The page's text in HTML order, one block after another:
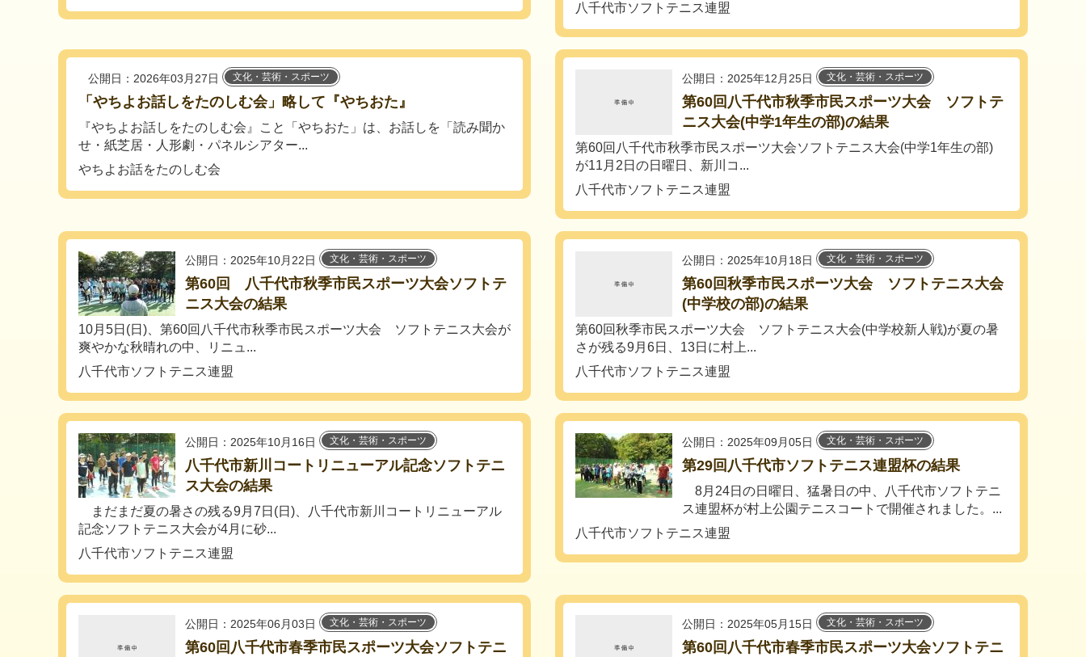
八千代市ソフトテニス連盟
公開日：2026年03月27日 文化・芸術・スポーツ
「やちよお話しをたのしむ会」略して『やちおた』
『やちよお話しをたのしむ会』こと「やちおた」は、お話しを「読み聞か
せ・紙芝居・人形劇・パネルシアター...
やちよお話をたのしむ会
公開日：2025年12月25日 文化・芸術・スポーツ
第60回八千代市秋季市民スポーツ大会 ソフトテ
ニス大会(中学1年生の部)の結果
第60回八千代市秋季市民スポーツ大会ソフトテニス大会(中学1年生の部)
が11月2日の日曜日、新川コ...
八千代市ソフトテニス連盟
公開日：2025年10月22日 文化・芸術・スポーツ
第60回 八千代市秋季市民スポーツ大会ソフトテ
ニス大会の結果
10月5日(日)、第60回八千代市秋季市民スポーツ大会 ソフトテニス大会が
爽やかな秋晴れの中、リニュ...
八千代市ソフトテニス連盟
公開日：2025年10月18日 文化・芸術・スポーツ
第60回秋季市民スポーツ大会 ソフトテニス大会
(中学校の部)の結果
第60回秋季市民スポーツ大会 ソフトテニス大会(中学校新人戦)が夏の暑
さが残る9月6日、13日に村上...
八千代市ソフトテニス連盟
公開日：2025年10月16日 文化・芸術・スポーツ
八千代市新川コートリニューアル記念ソフトテニ
ス大会の結果
まだまだ夏の暑さの残る9月7日(日)、八千代市新川コートリニューアル
記念ソフトテニス大会が4月に砂...
八千代市ソフトテニス連盟
公開日：2025年09月05日 文化・芸術・スポーツ
第29回八千代市ソフトテニス連盟杯の結果
8月24日の日曜日、猛暑日の中、八千代市ソフトテニ
ス連盟杯が村上公園テニスコートで開催されました。...
八千代市ソフトテニス連盟
公開日：2025年06月03日 文化・芸術・スポーツ
第60回八千代市春季市民スポーツ大会ソフトテニ
公開日：2025年05月15日 文化・芸術・スポーツ
第60回八千代市春季市民スポーツ大会ソフトテニ